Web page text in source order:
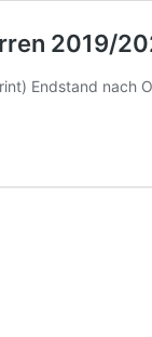
2019/
Endstand nach